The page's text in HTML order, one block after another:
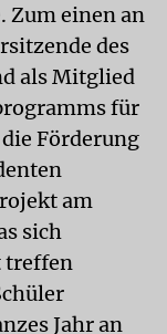
Zum einen an
des
als Mitglied
für
Förderung
am
sich
treffen
Jahr an